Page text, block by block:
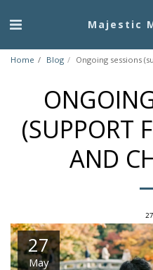
Majestic
Home Blog Ongoing sessions
(SUPPORT
AND
27
27
May